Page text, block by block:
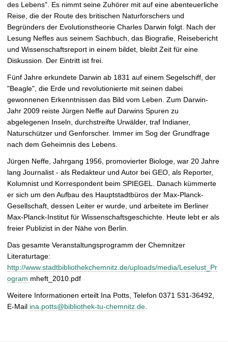
des Lebens". Es nimmt seine Zuhörer mit auf eine abenteuerliche
Reise, die der Route des britischen Naturforschers und
Begründers der Evolutionstheorie Charles Darwin folgt. Nach der
Lesung Neffes aus seinem Sachbuch, das Biografie, Reisebericht
und Wissenschaftsreport in einem bildet, bleibt Zeit für eine
Diskussion. Der Eintritt ist frei.
Fünf Jahre erkundete Darwin ab 1831 auf einem Segelschiff, der
"Beagle", die Erde und revolutionierte mit seinen dabei
gewonnenen Erkenntnissen das Bild vom Leben. Zum Darwin-
Jahr 2009 reiste Jürgen Neffe auf Darwins Spuren zu
abgelegenen Inseln, durchstreifte Urwälder, traf Indianer,
Naturschützer und Genforscher. Immer im Sog der Grundfrage
nach dem Geheimnis des Lebens.
Jürgen Neffe, Jahrgang 1956, promovierter Biologe, war 20 Jahre
lang Journalist - als Redakteur und Autor bei GEO, als Reporter,
Kolumnist und Korrespondent beim SPIEGEL. Danach kümmerte
er sich um den Aufbau des Hauptstadtbüros der Max-Planck-
Gesellschaft, dessen Leiter er wurde, und arbeitete im Berliner
Max-Planck-Institut für Wissenschaftsgeschichte. Heute lebt er als
freier Publizist in der Nähe von Berlin.
Das gesamte Veranstaltungsprogramm der Chemnitzer
Literaturtage:
http://www.stadtbibliothekchemnitz.de/uploads/media/Leselust_Pr
ogram mheft_2010.pdf
Weitere Informationen erteilt Ina Potts, Telefon 0371 531-36492,
E-Mail ina.potts@bibliothek-tu-chemnitz.de.